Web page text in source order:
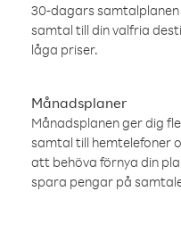
30-dagars
samtal till din valfria
låga priser.
Månadsplaner
Månadsplanen ger dig
samtal till hemtelefoner
att behöva förnya din
spara pengar på